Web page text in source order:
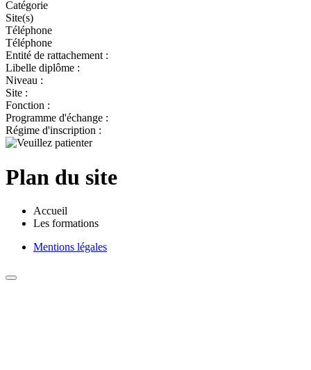
Catégorie
Site(s)
Téléphone
Téléphone
Entité de rattachement :
Libelle diplôme :
Niveau :
Site :
Fonction :
Programme d'échange :
Régime d'inscription :
Plan du site
Accueil
Les formations
Mentions légales